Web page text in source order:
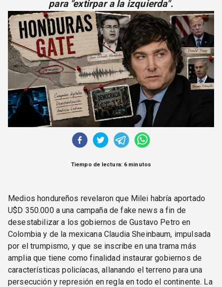
DECLARACIONES
OPINIÓN
ALTAMIRA RESPONDE
Política Obrera Revista
CONTACTO
para "extirpar a la izquierda".
Tiempo de lectura: 6 minutos
Medios hondureños revelaron que Milei habría aportado
U$D 350.000 a una campaña de fake news a fin de
desestabilizar a los gobiernos de Gustavo Petro en
Colombia y de la mexicana Claudia Sheinbaum, impulsada
por el trumpismo, y que se inscribe en una trama más
amplia que tiene como finalidad instaurar gobiernos de
características policíacas, allanando el terreno para una
persecución y represión en regla en todo el continente. La